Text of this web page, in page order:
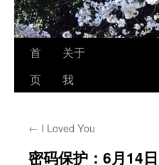
首
页
关于
我
← I Loved You
密码保护：6月14